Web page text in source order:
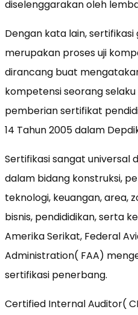
diselenggarakan oleh
Dengan kata lain, sertifikasi
merupakan proses uji
dirancang buat
kompetensi seorang
pemberian sertifikat
14 Tahun 2005 dalam
Sertifikasi sangat universal
dalam bidang konstruksi,
teknologi, keuangan, area,
bisnis, pendididikan, serta
Amerika Serikat, Federal
Administration( FAA)
sertifikasi penerbang.
Certified Internal Auditor(